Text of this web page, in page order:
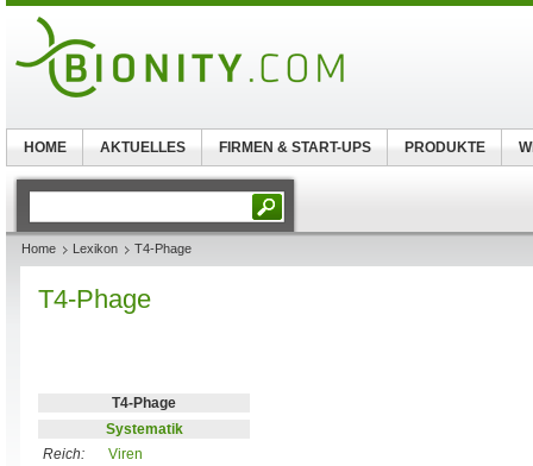
Home Lexikon T4-Phage
T4-Phage
T4-Phage
Systematik
Reich:
Viren
HOME AKTUELLES FIRMEN & START-UPS PRODUKTE